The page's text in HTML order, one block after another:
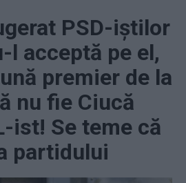
PSD-iștilor
l acceptă pe el,
premier de la
nu fie Ciucă
ist! Se teme că
partidului